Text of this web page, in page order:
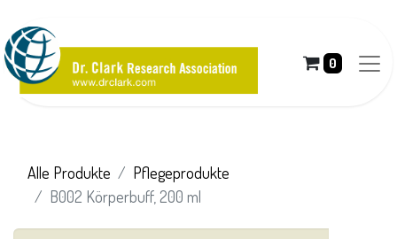
0
Alle Produkte
Pflegeprodukte
B002 Körperbuff, 200 ml